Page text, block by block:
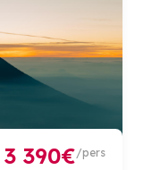
3 390€/pers